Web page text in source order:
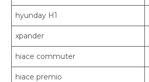
hyunday H1
xpander
hiace commuter
hiace premio